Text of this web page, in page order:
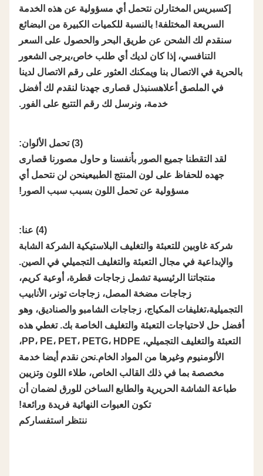
إكسبريس المختارلن نتحمل أي مسؤولية عن هذه الخدمة
السريعة المختلفة! بالنسبة للكميات الكبيرة من البضائع
سنقدم لك الشحن عن طريق البحر والحصول على السعر
التنافسي، إذا كان لديك أي طلب خاص،يرجى الشعور
بالحرية في الاتصال بنا ويمكنك العثور على رقم الاتصال لدينا
في الملصق أعلاهسنبذل قصارى جهدنا لنقدم لك أفضل
خدمة، ونرسل لك رقم التتبع على الفور.
لقد التقطنا جميع الصور بأنفسنا و حاول مصورنا قصارى
جهده للحفاظ على لون المنتج الطبيعينحن لن نتحمل أي
مسؤولية عن تحمل اللون بسبب سبب الصور!
شركة غاوبين للتعبئة والتغليف البلاستيكية الشركة الشابة
والإبداعية في مجال التعبئة والتغليف التجميلي في الصين.
منتجاتنا الرئيسية تشمل زجاجات قطرة، أوعية كريم،
زجاجات مضخة المصل، زجاجات تونر، الأنابيب
التجميلية،تغليفات المكياج، زجاجات الشامبو والصناديق، وهو
أفضل حل لاحتياجات التعبئة والتغليف الخاصة بك. تغطي هذه
الألومنيوم وغيرها من المواد الخام.نحن نقدم أيضا خدمة
مخصصة بما في ذلك القالب الخاص، طلاء اللون وتزيين
طباعة الشاشة الحريرية والطابع الساخن للورق لضمان أن
تكون العبوات النهائية فريدة ورائعة!
ننتظر استفساركم